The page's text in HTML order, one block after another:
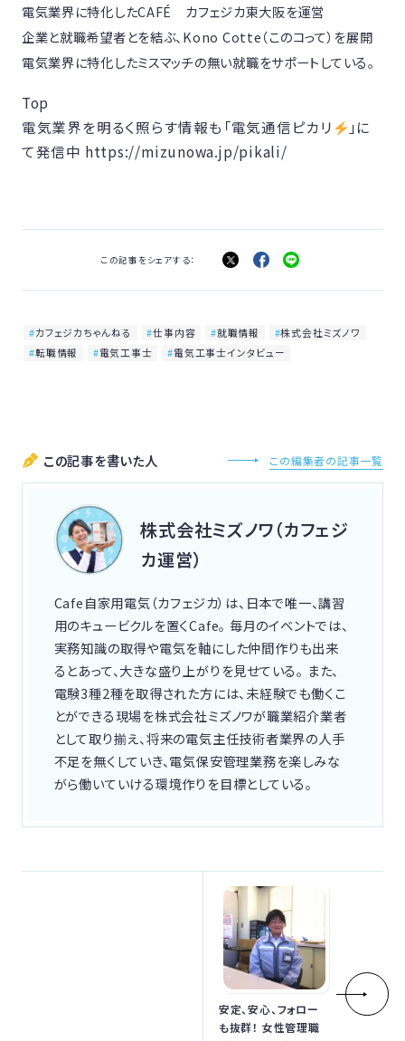
電気業界に特化したCAFÉ　カフェジカ東大阪を運営
企業と就職希望者とを結ぶ、Kono Cotte（このコって）を展開
Top
電気業界を明るく照らす情報も「電気通信ピカリ
」に
て発信中 https://mizunowa.jp/pikali/
この記事をシェアする：
カフェジカちゃんねる 仕事内容 就職情報
株式会社ミズノワ
転職情報
電気工事士 電気工事士インタビュー
この記事を書いた人 この編集者の記事一覧
株式会社ミズノワ（カフェジ
カ運営）
Cafe自家用電気（カフェジカ）は、日本で唯一、講習
用のキュービクルを置くCafe。 毎月のイベントでは、
実務知識の取得や電気を軸にした仲間作りも出来
るとあって、大きな盛り上がりを見せている。 また、
電験3種2種を取得された方には、未経験でも働くこ
とができる現場を株式会社ミズノワが職業紹介業者
として取り揃え、将来の電気主任技術者業界の人手
不足を無くしていき、電気保安管理業務を楽しみな
がら働いていける環境作りを目標としている。
安定、安心、フォロー
も抜群！ 女性管理職